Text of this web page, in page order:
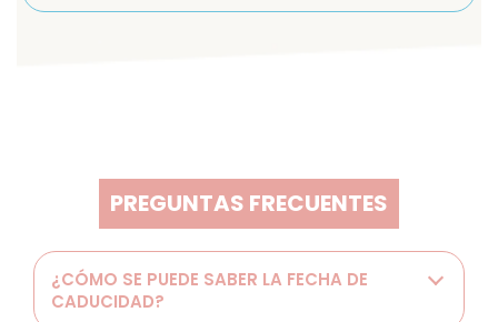
PREGUNTAS FRECUENTES
¿CÓMO SE PUEDE SABER LA FECHA DE
CADUCIDAD?